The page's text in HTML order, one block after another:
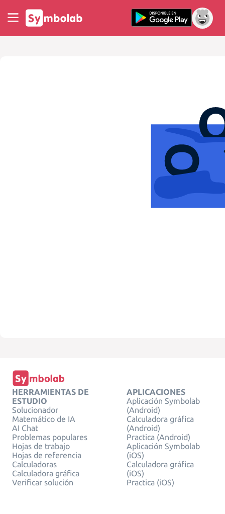
HERRAMIENTAS DE
ESTUDIO
Solucionador
Matemático de IA
AI Chat
Problemas populares
Hojas de trabajo
Hojas de referencia
Calculadoras
Calculadora gráfica
Verificar solución
APLICACIONES
Aplicación Symbolab
(Android)
Calculadora gráfica
(Android)
Practica (Android)
Aplicación Symbolab
(iOS)
Calculadora gráfica
(iOS)
Practica (iOS)